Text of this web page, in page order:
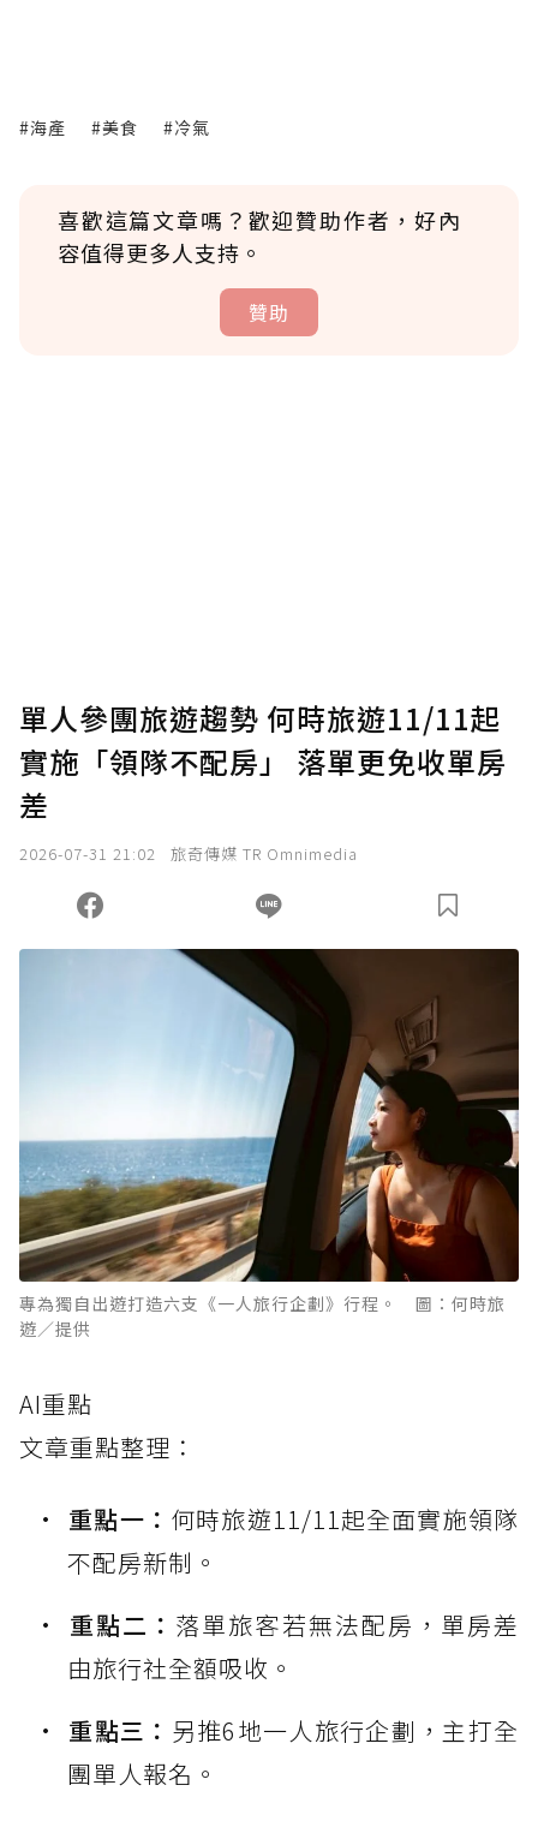
#海產 #美食 #冷氣
喜歡這篇文章嗎？歡迎贊助作者，好內
容值得更多人支持。
贊助
確認送出
您當前剩餘 U 利點數：0點；前往 購買點數
單人參團旅遊趨勢 何時旅遊11/11起
實施「領隊不配房」 落單更免收單房
差
2026-07-31 21:02 旅奇傳媒 TR Omnimedia
專為獨自出遊打造六支《一人旅行企劃》行程。 圖：何時旅
遊／提供
AI重點
文章重點整理：
重點一： 何時旅遊11/11起全面實施領隊
不配房新制。
重點二： 落單旅客若無法配房，單房差
由旅行社全額吸收。
重點三： 另推6地一人旅行企劃，主打全
團單人報名。